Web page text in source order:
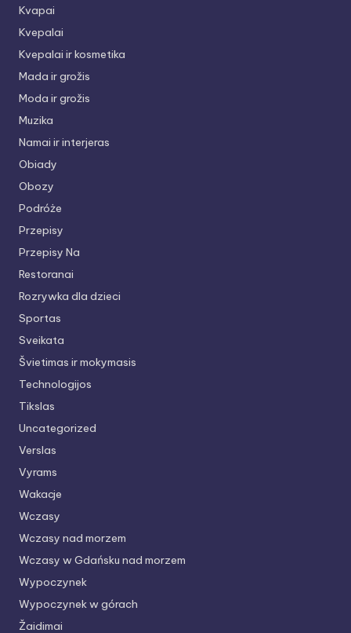
Kvapai
Kvepalai
Kvepalai ir kosmetika
Mada ir grožis
Moda ir grožis
Muzika
Namai ir interjeras
Obiady
Obozy
Podróże
Przepisy
Przepisy Na
Restoranai
Rozrywka dla dzieci
Sportas
Sveikata
Švietimas ir mokymasis
Technologijos
Tikslas
Uncategorized
Verslas
Vyrams
Wakacje
Wczasy
Wczasy nad morzem
Wczasy w Gdańsku nad morzem
Wypoczynek
Wypoczynek w górach
Žaidimai